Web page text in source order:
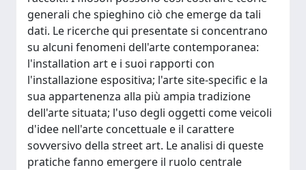
generali che spieghino ciò che emerge da tali
dati. Le ricerche qui presentate si concentrano
su alcuni fenomeni dell'arte contemporanea:
l'installation art e i suoi rapporti con
l'installazione espositiva; l'arte site-specific e la
sua appartenenza alla più ampia tradizione
dell'arte situata; l'uso degli oggetti come veicoli
d'idee nell'arte concettuale e il carattere
sovversivo della street art. Le analisi di queste
pratiche fanno emergere il ruolo centrale